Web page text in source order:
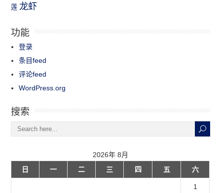
莲 龙虾
功能
登录
条目feed
评论feed
WordPress.org
搜索
2026年 8月
日
一 二 三 四 五 六
1